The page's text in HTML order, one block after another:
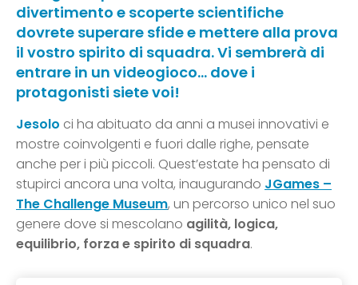
divertimento e scoperte scientifiche
dovrete superare sfide e mettere alla prova
il vostro spirito di squadra. Vi sembrerà di
entrare in un videogioco… dove i
protagonisti siete voi!
Jesolo ci ha abituato da anni a musei innovativi e
mostre coinvolgenti e fuori dalle righe, pensate
anche per i più piccoli. Quest’estate ha pensato di
stupirci ancora una volta, inaugurando JGames –
The Challenge Museum, un percorso unico nel suo
genere dove si mescolano agilità, logica,
equilibrio, forza e spirito di squadra.